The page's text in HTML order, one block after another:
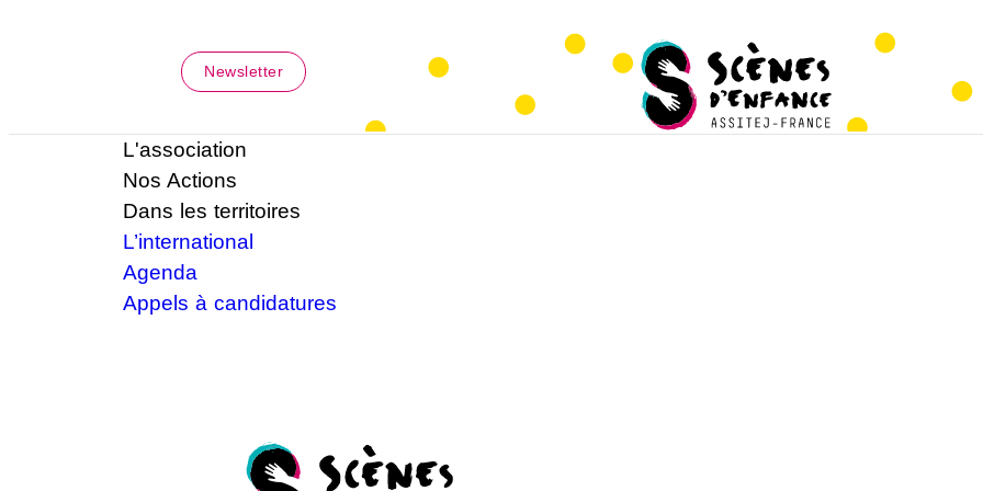
Newsletter
L'association
Nos Actions
Dans les territoires
L’international
Agenda
Appels à candidatures